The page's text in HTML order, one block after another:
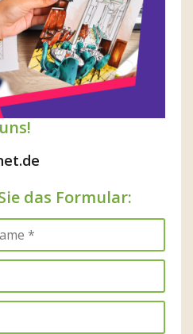
das Formular: